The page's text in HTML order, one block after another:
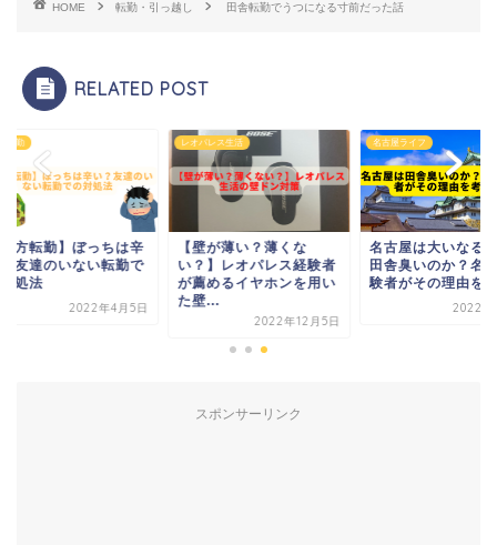
HOME 転勤・引っ越し 田舎転勤でうつになる寸前だった話
RELATED POST
方転勤】ぼっちは辛
友達のいない転勤で
処法
2022年4月5日
レオパレス生活
【壁が薄い？薄くな
い？】レオパレス経験者
が薦めるイヤホンを用い
た壁...
2022年12月5日
名古屋ライフ
名古屋は大いなる田
田舎臭いのか？名古
験者がその理由を考
2022年3
スポンサーリンク